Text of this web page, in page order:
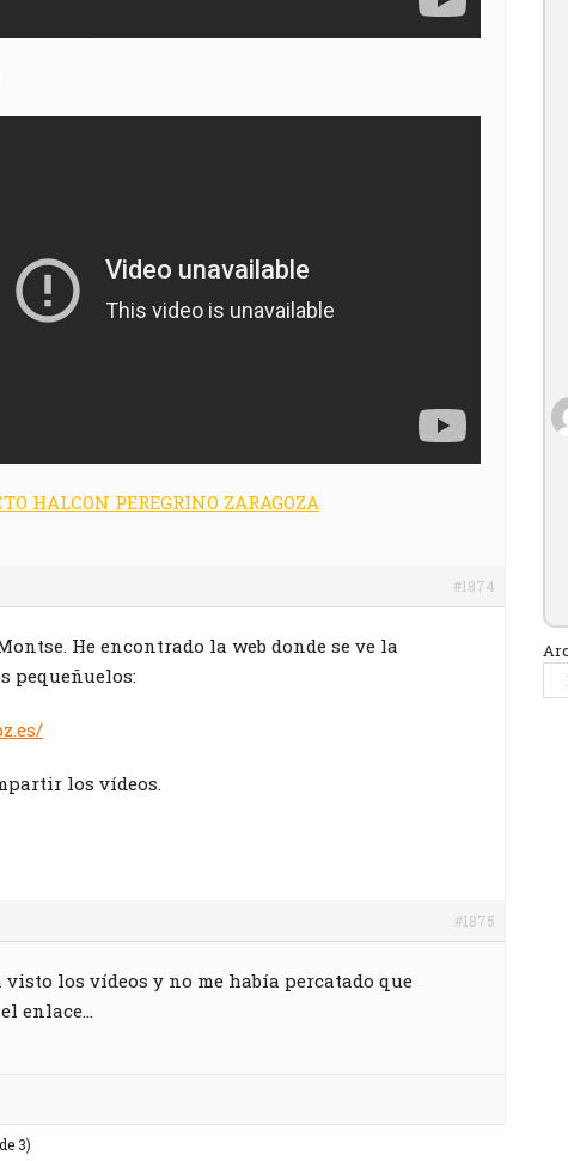
HALCON PEREGRINO ZARAGOZA
#1874
He encontrado la web donde se ve la
pequeñuelos:
los vídeos.
#1875
los vídeos y no me había percatado que
enlace…
3)